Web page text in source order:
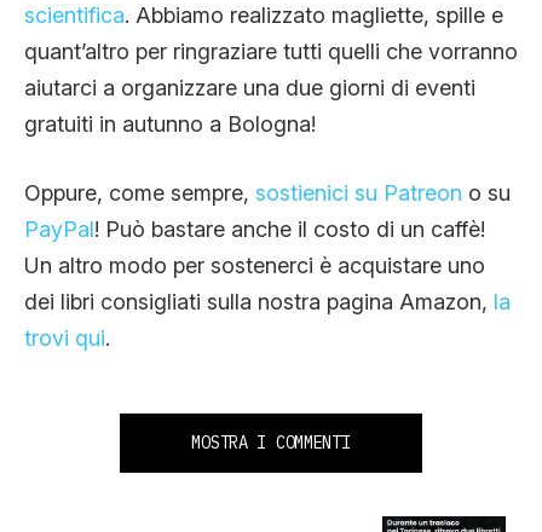
scientifica. Abbiamo realizzato magliette, spille e
quant’altro per ringraziare tutti quelli che vorranno
aiutarci a organizzare una due giorni di eventi
gratuiti in autunno a Bologna!
Oppure, come sempre, sostienici su Patreon o su
PayPal! Può bastare anche il costo di un caffè!
Un altro modo per sostenerci è acquistare uno
dei libri consigliati sulla nostra pagina Amazon, la
trovi qui.
MOSTRA I COMMENTI